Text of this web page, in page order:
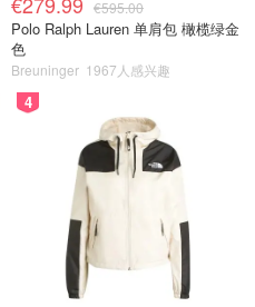
€595.00
Polo Ralph Lauren 单肩包 橄榄绿金
色
Breuninger 1967人感兴趣
4